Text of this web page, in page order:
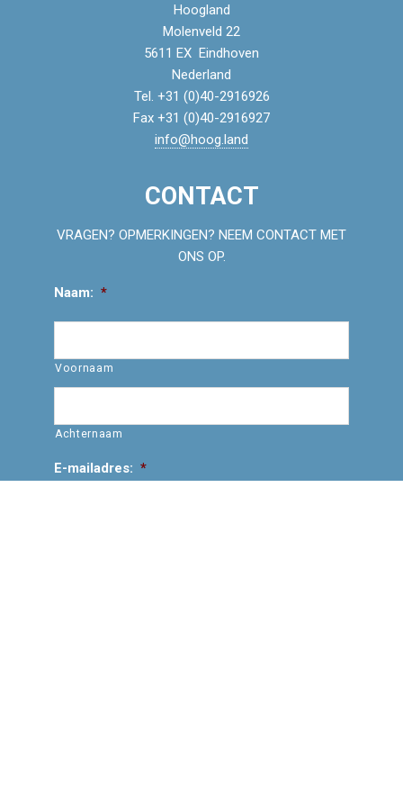
Hoogland
Molenveld 22
5611 EX Eindhoven
Nederland
Tel. +31 (0)40-2916926
Fax +31 (0)40-2916927
info@hoog.land
CONTACT
VRAGEN? OPMERKINGEN? NEEM CONTACT MET
ONS OP.
Naam: *
Voornaam
Achternaam
E-mailadres: *